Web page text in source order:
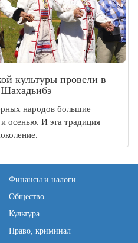
культуры провели в
народов большие
осенью. И эта традиция
Финансы и налоги
Общество
Культура
Право, криминал